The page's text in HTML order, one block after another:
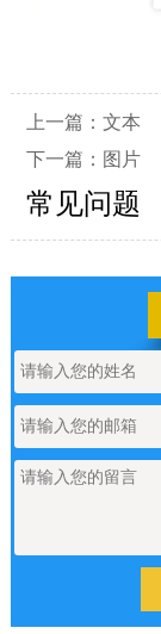
上一篇： 文本
下一篇： 图片
常见问题